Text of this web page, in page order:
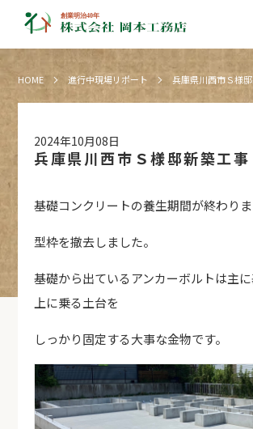
HOME 進行中現場リポート 兵庫県川西市Ｓ様
2024年10月08日
兵庫県川西市Ｓ様邸新築工事
基礎コンクリートの養生期間が終わり
型枠を撤去しました。
基礎から出ているアンカーボルトは主
上に乗る土台を
しっかり固定する大事な金物です。